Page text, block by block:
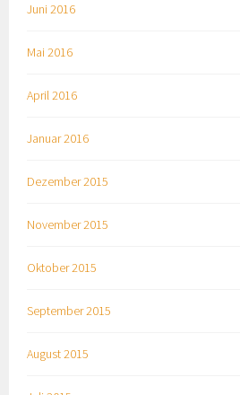
Juni 2016
Mai 2016
April 2016
Januar 2016
Dezember 2015
November 2015
Oktober 2015
September 2015
August 2015